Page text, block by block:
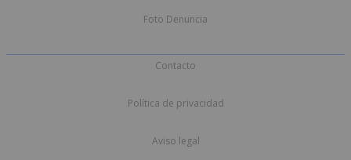
Foto Denuncia
Contacto
Política de privacidad
Aviso legal